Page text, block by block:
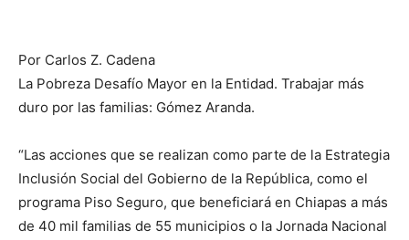
Por Carlos Z. Cadena
La Pobreza Desafío Mayor en la Entidad. Trabajar más
duro por las familias: Gómez Aranda.
“Las acciones que se realizan como parte de la Estrategia
Inclusión Social del Gobierno de la República, como el
programa Piso Seguro, que beneficiará en Chiapas a más
de 40 mil familias de 55 municipios o la Jornada Nacional